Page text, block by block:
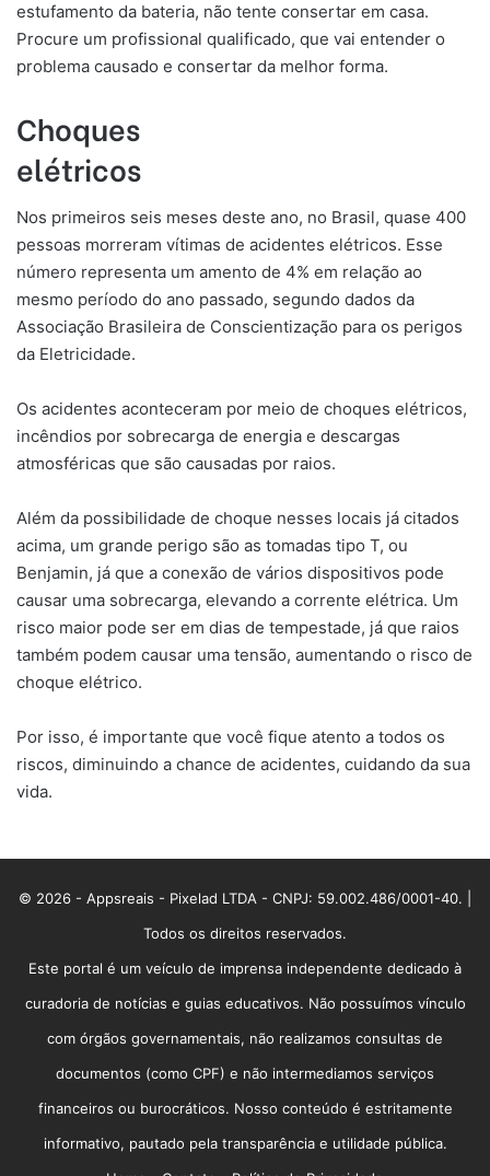
estufamento da bateria, não tente consertar em casa.
Procure um profissional qualificado, que vai entender o
problema causado e consertar da melhor forma.
Choques
elétricos
Nos primeiros seis meses deste ano, no Brasil, quase 400
pessoas morreram vítimas de acidentes elétricos. Esse
número representa um amento de 4% em relação ao
mesmo período do ano passado, segundo dados da
Associação Brasileira de Conscientização para os perigos
da Eletricidade.
Os acidentes aconteceram por meio de choques elétricos,
incêndios por sobrecarga de energia e descargas
atmosféricas que são causadas por raios.
Além da possibilidade de choque nesses locais já citados
acima, um grande perigo são as tomadas tipo T, ou
Benjamin, já que a conexão de vários dispositivos pode
causar uma sobrecarga, elevando a corrente elétrica. Um
risco maior pode ser em dias de tempestade, já que raios
também podem causar uma tensão, aumentando o risco de
choque elétrico.
Por isso, é importante que você fique atento a todos os
riscos, diminuindo a chance de acidentes, cuidando da sua
vida.
© 2026 - Appsreais - Pixelad LTDA - CNPJ: 59.002.486/0001-40. |
Todos os direitos reservados.
Este portal é um veículo de imprensa independente dedicado à
curadoria de notícias e guias educativos. Não possuímos vínculo
com órgãos governamentais, não realizamos consultas de
documentos (como CPF) e não intermediamos serviços
financeiros ou burocráticos. Nosso conteúdo é estritamente
informativo, pautado pela transparência e utilidade pública.